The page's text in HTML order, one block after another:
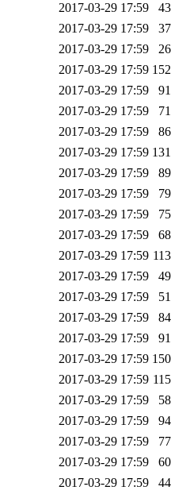
2017-03-29 17:59
2017-03-29 17:59
2017-03-29 17:59
2017-03-29 17:59
2017-03-29 17:59
2017-03-29 17:59
2017-03-29 17:59
2017-03-29 17:59
2017-03-29 17:59
2017-03-29 17:59
2017-03-29 17:59
2017-03-29 17:59
2017-03-29 17:59
2017-03-29 17:59
2017-03-29 17:59
2017-03-29 17:59
2017-03-29 17:59
2017-03-29 17:59
2017-03-29 17:59
2017-03-29 17:59
2017-03-29 17:59
2017-03-29 17:59
2017-03-29 17:59
2017-03-29 17:59